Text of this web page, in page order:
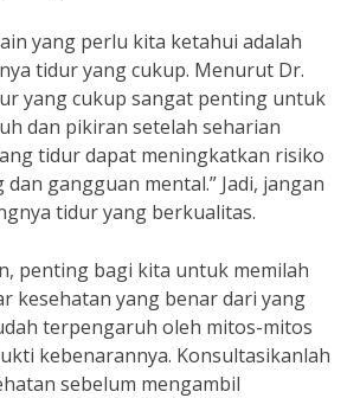
yang perlu kita ketahui adalah
tidur yang cukup. Menurut Dr.
yang cukup sangat penting untuk
dan pikiran setelah seharian
tidur dapat meningkatkan risiko
gangguan mental.” Jadi, jangan
tidur yang berkualitas.
penting bagi kita untuk memilah
kesehatan yang benar dari yang
terpengaruh oleh mitos-mitos
kebenarannya. Konsultasikanlah
sebelum mengambil